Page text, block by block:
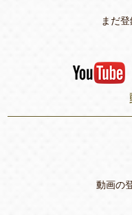
まだ
動画の